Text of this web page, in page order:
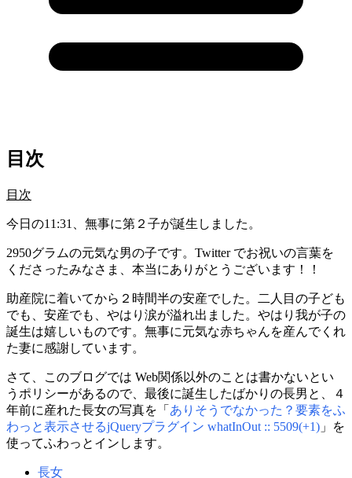
目次
目次
今日の11:31、無事に第２子が誕生しました。
2950グラムの元気な男の子です。Twitter でお祝いの言葉を
くださったみなさま、本当にありがとうございます！！
助産院に着いてから２時間半の安産でした。二人目の子ども
でも、安産でも、やはり涙が溢れ出ました。やはり我が子の
誕生は嬉しいものです。無事に元気な赤ちゃんを産んでくれ
た妻に感謝しています。
さて、このブログでは Web関係以外のことは書かないとい
うポリシーがあるので、最後に誕生したばかりの長男と、４
年前に産れた長女の写真を「 ありそうでなかった？要素をふ
わっと表示させるjQueryプラグイン whatInOut :: 5509(+1) 」を
使ってふわっとインします。
長女